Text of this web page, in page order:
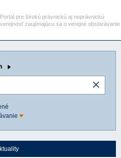
Portál pre širokú právnickú aj neprávnickú
verejnosť zaujímajúcu sa o verejné obstarávanie